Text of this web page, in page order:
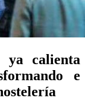
calienta
e